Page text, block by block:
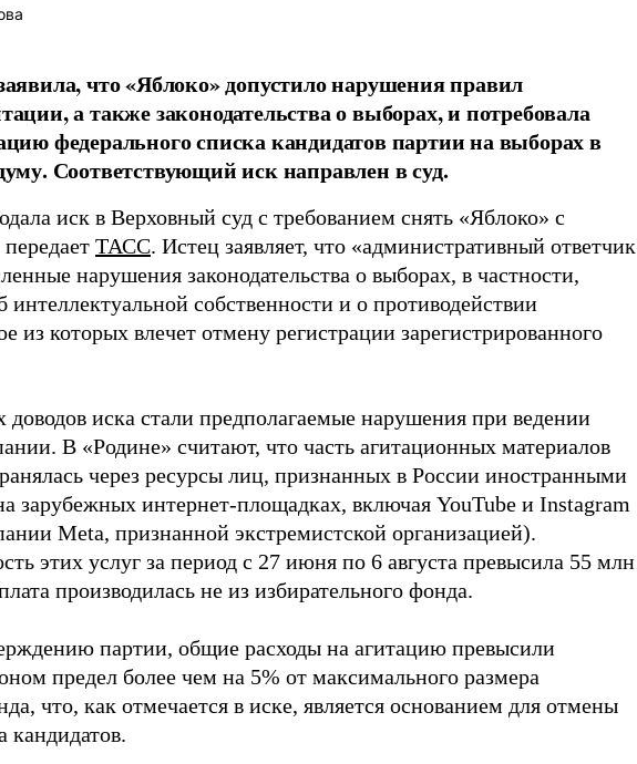
что «Яблоко» допустило нарушения правил
а также законодательства о выборах, и потребовала
федерального списка кандидатов партии на выборах в
Соответствующий иск направлен в суд.
иск в Верховный суд с требованием снять «Яблоко» с
ТАСС. Истец заявляет, что «административный ответчик
нарушения законодательства о выборах, в частности,
интеллектуальной собственности и о противодействии
из которых влечет отмену регистрации зарегистрированного
иска стали предполагаемые нарушения при ведении
В «Родине» считают, что часть агитационных материалов
через ресурсы лиц, признанных в России иностранными
зарубежных интернет-площадках, включая YouTube и Instagram
Meta, признанной экстремистской организацией).
этих услуг за период с 27 июня по 6 августа превысила 55 млн
производилась не из избирательного фонда.
партии, общие расходы на агитацию превысили
предел более чем на 5% от максимального размера
что, как отмечается в иске, является основанием для отмены
кандидатов.